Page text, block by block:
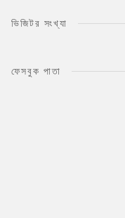
ভিজিটর সংখ্যা
ফেসবুক পাতা